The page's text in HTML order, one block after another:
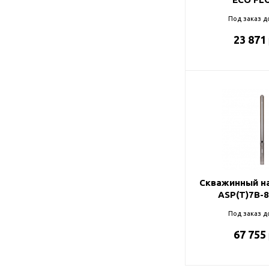
Под заказ
23 871
Скважинный
ASP(T)7B-
Под заказ
67 755